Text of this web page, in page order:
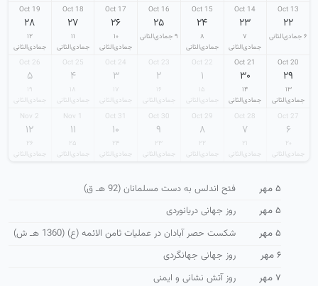
13 Oct
۲۲
۶ جمادی‌الثانی
14 Oct
۲۳
۷
جمادی‌الثانی
15 Oct
۲۴
۸
جمادی‌الثانی
16 Oct
۲۵
۹ جمادی‌الثانی
17 Oct
۲۶
۱۰
جمادی‌الثانی
18 Oct
۲۷
۱۱
جمادی‌الثانی
19 Oct
۲۸
۱۲
جمادی‌الثانی
20 Oct
۲۹
۱۳
جمادی‌الثانی
21 Oct
۳۰
۱۴
جمادی‌الثانی
22 Oct
۱
۱۵
جمادی‌الثانی
23 Oct
۲
۱۶
جمادی‌الثانی
24 Oct
۳
۱۷
جمادی‌الثانی
25 Oct
۴
۱۸
جمادی‌الثانی
26 Oct
۵
۱۹
جمادی‌الثانی
27 Oct
۶
۲۰
جمادی‌الثانی
28 Oct
۷
۲۱
جمادی‌الثانی
29 Oct
۸
۲۲
جمادی‌الثانی
30 Oct
۹
۲۳
جمادی‌الثانی
31 Oct
۱۰
۲۴
جمادی‌الثانی
1 Nov
۱۱
۲۵
جمادی‌الثانی
2 Nov
۱۲
۲۶
جمادی‌الثانی
۵ مهر
فتح اندلس به دست مسلمانان (92 هـ ق)
۵ مهر
روز جهانی دریانوردی
۵ مهر
شكست حصر آبادان در عملیات ثامن الائمه (ع) (1360 هـ ش)
۶ مهر
روز جهانی جهانگردی
۷ مهر
روز آتش نشانی و ایمنی